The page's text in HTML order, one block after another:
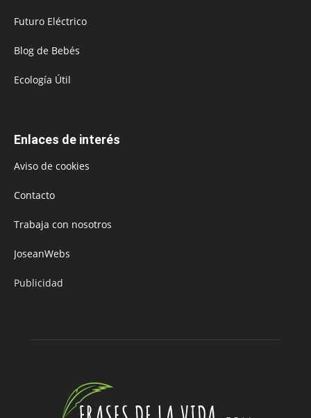
Futuro Eléctrico
Blog de Bebés
Ecología Útil
Enlaces de interés
Aviso de cookies
Contacto
Trabaja con nosotros
JoseanWebs
Publicidad